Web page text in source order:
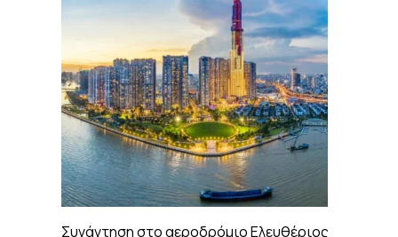
Συνάντηση στο αεροδρόμιο Ελευθέριος